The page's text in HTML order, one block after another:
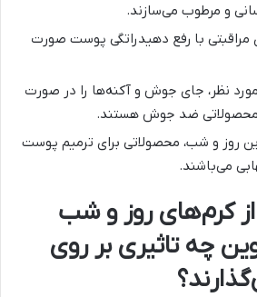
و مرطوب می‌سازند.
مراقبتی با رفع دهیدراتگی پوست صورت
نظر، جای جوش و آکنه‌ها را در صورت
محصولاتی ضد جوش هستند.
روز و شب، محصولاتی برای ترمیم پوست
می‌باشند.
کرم‌های روز و شب
چه تاثیری بر روی